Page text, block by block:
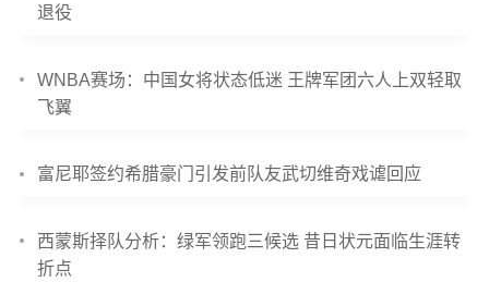
退役
WNBA赛场：中国女将状态低迷 王牌军团六人上双轻取
飞翼
富尼耶签约希腊豪门引发前队友武切维奇戏谑回应
西蒙斯择队分析：绿军领跑三候选 昔日状元面临生涯转
折点